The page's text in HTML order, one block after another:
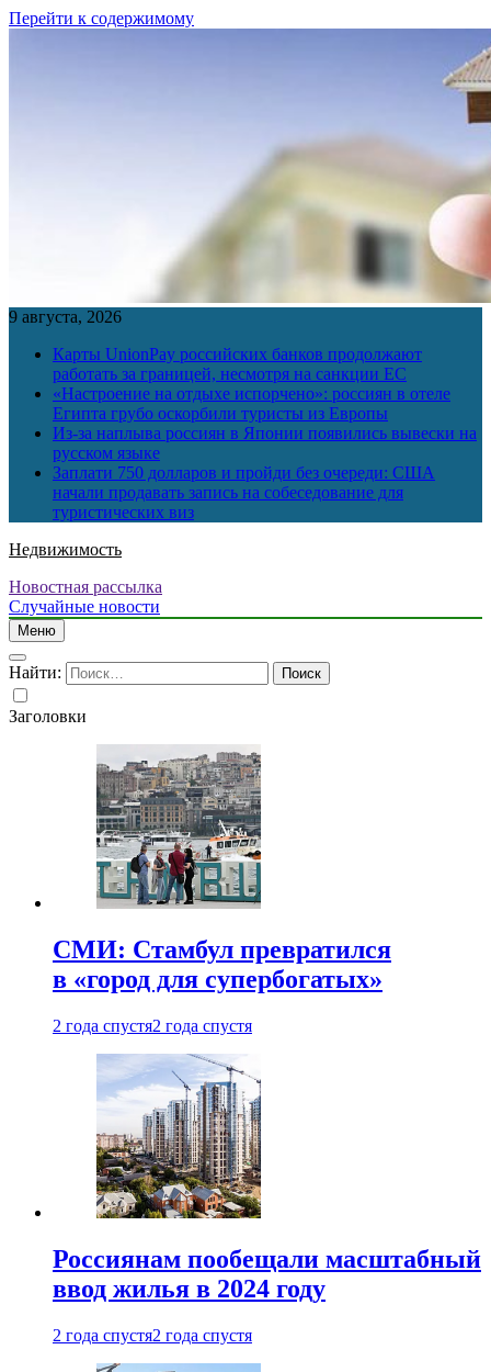
Перейти к содержимому
9 августа, 2026
Карты UnionPay российских банков продолжают
работать за границей, несмотря на санкции ЕС
«Настроение на отдыхе испорчено»: россиян в отеле
Египта грубо оскорбили туристы из Европы
Из-за наплыва россиян в Японии появились вывески на
русском языке
Заплати 750 долларов и пройди без очереди: США
начали продавать запись на собеседование для
туристических виз
Недвижимость
Новостная рассылка
Случайные новости
Меню
Найти:
Заголовки
СМИ: Стамбул превратился
в «город для супербогатых»
2 года спустя2 года спустя
Россиянам пообещали масштабный
ввод жилья в 2024 году
2 года спустя2 года спустя